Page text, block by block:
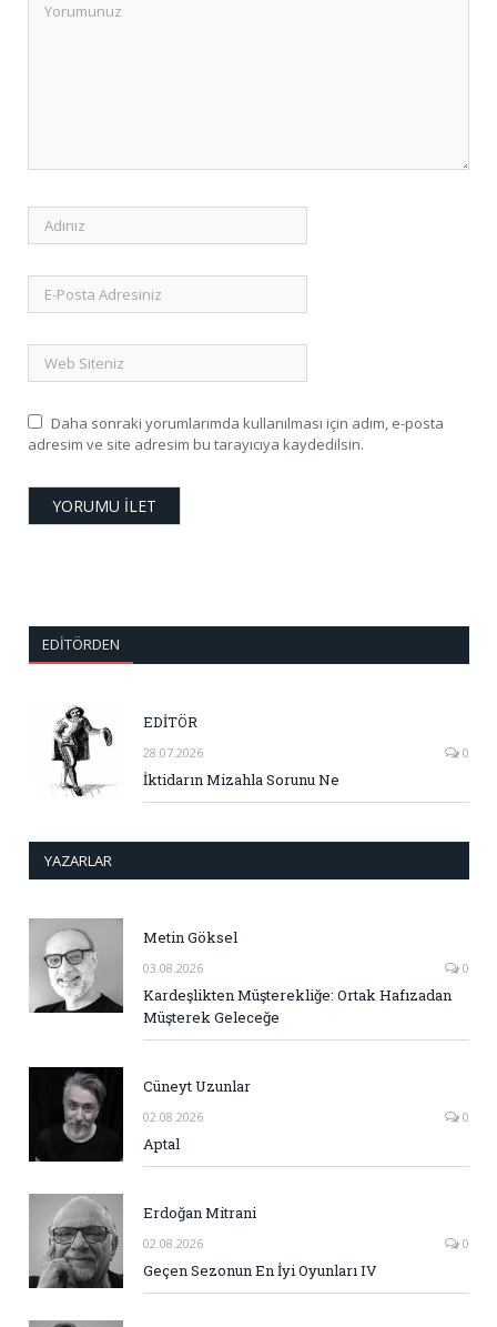
Daha sonraki yorumlarımda kullanılması için adım, e-posta
adresim ve site adresim bu tarayıcıya kaydedilsin.
EDITÖRDEN
EDİTÖR
28.07.2026 0
İktidarın Mizahla Sorunu Ne
YAZARLAR
Metin Göksel
03.08.2026 0
Kardeşlikten Müşterekliğe: Ortak Hafızadan
Müşterek Geleceğe
Cüneyt Uzunlar
02.08.2026 0
Aptal
Erdoğan Mitrani
02.08.2026 0
Geçen Sezonun En İyi Oyunları IV